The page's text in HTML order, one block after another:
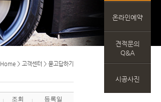
Home > 고객센터 > 묻고답하기
조회 등록일
온라인예약
견적문의
Q&A
시공사진